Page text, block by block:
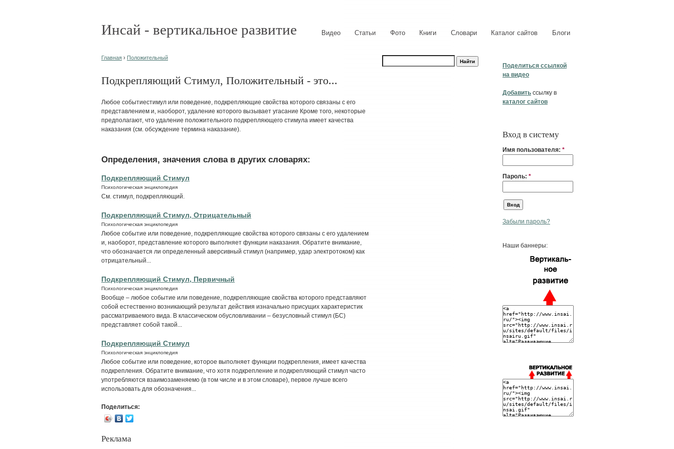
Инсай - вертикальное развитие Видео Статьи Фото Книги Словари Каталог сайтов Блоги
Поделиться ссылкой
на видео
Добавить ссылку в
каталог сайтов
Вход в систему
Имя пользователя: *
Пароль: *
Забыли пароль?
Наши баннеры:
Главная › Положительный
Подкрепляющий Стимул, Положительный - это...
Любое событиестимул или поведение, подкрепляющие свойства которого связаны с его
представлением и, наоборот, удаление которого вызывает угасание Кроме того, некоторые
предполагают, что удаление положительного подкрепляющего стимула имеет качества
наказания (см. обсуждение термина наказание).
Определения, значения слова в других словарях:
Подкрепляющий Стимул
Психологическая энциклопедия
См. стимул, подкрепляющий.
Подкрепляющий Стимул, Отрицательный
Психологическая энциклопедия
Любое событие или поведение, подкрепляющие свойства которого связаны с его удалением
и, наоборот, представление которого выполняет функции наказания. Обратите внимание,
что обозначается ли определенный аверсивный стимул (например, удар электротоком) как
отрицательный...
Подкрепляющий Стимул, Первичный
Психологическая энциклопедия
Вообще – любое событие или поведение, подкрепляющие свойства которого представляют
собой естественно возникающий результат действия изначально присущих характеристик
рассматриваемого вида. В классическом обусловливании – безусловный стимул (БС)
представляет собой такой...
Подкрепляющий Стимул
Психологическая энциклопедия
Любое событие или поведение, которое выполняет функции подкрепления, имеет качества
подкрепления. Обратите внимание, что хотя подкрепление и подкрепляющий стимул часто
употребляются взаимозаменяемо (в том числе и в этом словаре), первое лучше всего
использовать для обозначения...
Поделиться:
Реклама